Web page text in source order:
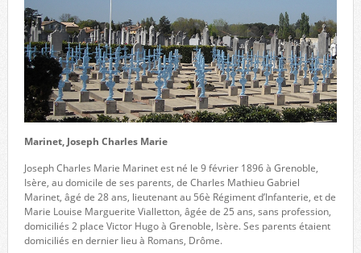
Marinet, Joseph Charles Marie
Joseph Charles Marie Marinet est né le 9 février 1896 à Grenoble,
Isère, au domicile de ses parents, de Charles Mathieu Gabriel
Marinet, âgé de 28 ans, lieutenant au 56è Régiment d’Infanterie, et de
Marie Louise Marguerite Vialletton, âgée de 25 ans, sans profession,
domiciliés 2 place Victor Hugo à Grenoble, Isère. Ses parents étaient
domiciliés en dernier lieu à Romans, Drôme.